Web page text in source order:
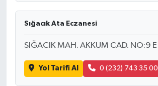
Sığacık Ata Eczanesi
SIĞACIK MAH. AKKUM CAD. NO:9 E
Yol Tarifi Al 0 (232) 743 35 00